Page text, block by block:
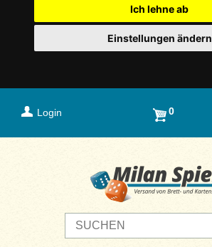
Ich lehne ab
Einstellungen ändern
Login 0